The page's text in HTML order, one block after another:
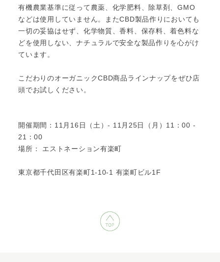
有機農業基準に従って農薬、化学肥料、除草剤、GMO
などは使用していません。またCBD製品作りにおいても
一切の妥協はせず、化学物質、香料、保存料、着色料な
どを使用しない、ナチュラルで安全な製品作りを心がけ
ています。
こだわりのオーガニックCBD商品ラインナップをぜひ店
頭でお試しください。
開催期間：11月16日（土）- 11月25日（月）11：00 -
21：00
場所： エストネーション有楽町
東京都千代田区有楽町1-10-1 有楽町ビル1F